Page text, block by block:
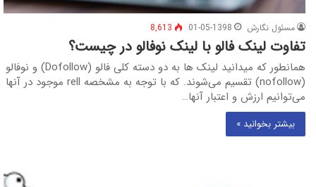
مسئول نگارش 01-05-1398
8,613
تفاوت لینک فالو با لینک نوفالو در چیست؟
همانطور که میدانید لینک ها به دو دسته کلی فالو (Dofollow) و نوفالو
(nofollow) تقسیم می‌شوند. که با توجه به مشخصه rell موجود در آنها
می‌توانیم ارزش و اعتبار آنها…
بیشتر بخوانید »